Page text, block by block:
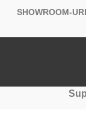
SHOWROOM-URI